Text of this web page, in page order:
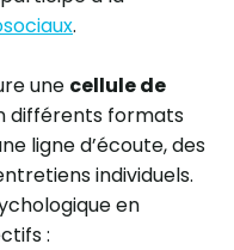
.
une cellule de
différents formats
ligne d’écoute, des
individuels.
en
: